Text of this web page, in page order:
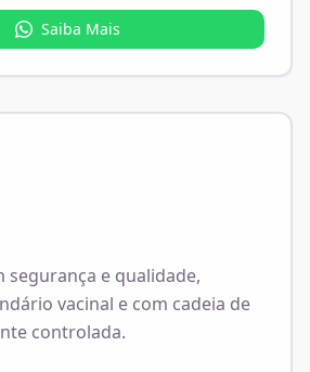
Saiba Mais
segurança e qualidade,
vacinal e com cadeia de
controlada.